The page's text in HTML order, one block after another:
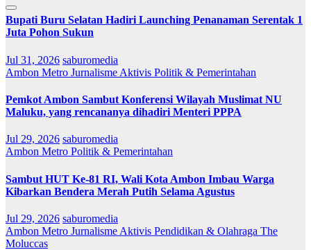
Bupati Buru Selatan Hadiri Launching Penanaman Serentak 1
Juta Pohon Sukun
Jul 31, 2026 saburomedia
Ambon Metro Jurnalisme Aktivis Politik & Pemerintahan
Pemkot Ambon Sambut Konferensi Wilayah Muslimat NU
Maluku, yang rencananya dihadiri Menteri PPPA
Jul 29, 2026 saburomedia
Ambon Metro Politik & Pemerintahan
Sambut HUT Ke-81 RI, Wali Kota Ambon Imbau Warga
Kibarkan Bendera Merah Putih Selama Agustus
Jul 29, 2026 saburomedia
Ambon Metro Jurnalisme Aktivis Pendidikan & Olahraga The
Moluccas